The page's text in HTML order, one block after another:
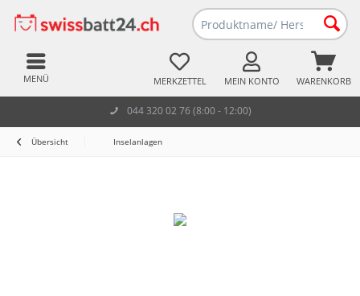
044 320 02 76 (8:00 - 12:00)
WARENKORB
MERKZETTEL MEIN KONTO
MENÜ
Übersicht Inselanlagen